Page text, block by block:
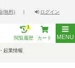
(無料) | ログイン
1
閲覧履歴 カート MENU
起業情報